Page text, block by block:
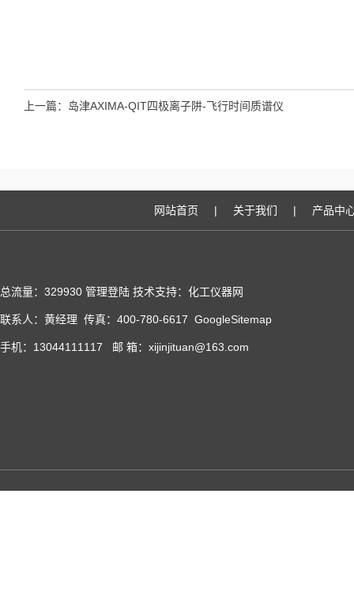
上一篇： 岛津AXIMA-QIT四极离子阱-飞行时间质谱仪
网站首页 | 关于我们 | 产品中
总流量：329930 管理登陆 技术支持：化工仪器网
联系人：黄经理 传真：400-780-6617 GoogleSitemap
手机：13044111117 邮 箱：xijinjituan@163.com